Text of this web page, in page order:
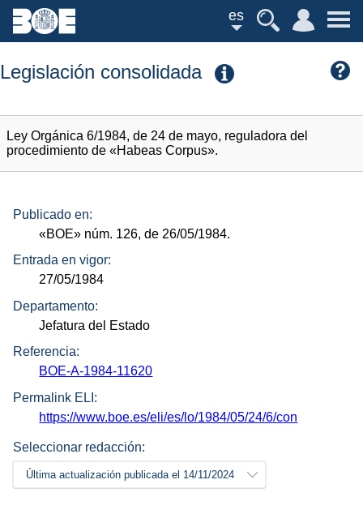
es
Legislación consolidada
Ley Orgánica 6/1984, de 24 de mayo, reguladora del
procedimiento de «Habeas Corpus».
Publicado en:
«BOE» núm. 126, de 26/05/1984.
Entrada en vigor:
27/05/1984
Departamento:
Jefatura del Estado
Referencia:
BOE-A-1984-11620
Permalink ELI:
https://www.boe.es/eli/es/lo/1984/05/24/6/con
Seleccionar redacción:
Última actualización publicada el 14/11/2024